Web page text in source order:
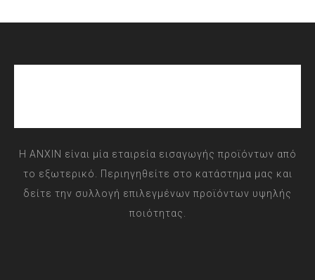
Η ANXIN είναι μία εταιρεία εισαγωγής προϊόντων από
το εξωτερικό. Περιηγηθείτε στο κατάστημα μας και
δείτε την συλλογή επιλεγμένων προϊόντων υψηλής
ποιότητας.